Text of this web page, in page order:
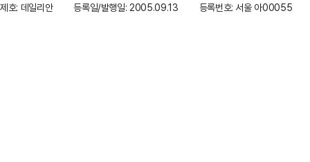
제호: 데일리안
등록일/발행일: 2005.09.13 등록번호: 서울 아00055